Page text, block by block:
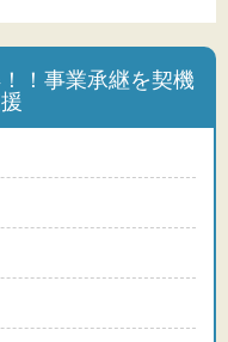
！事業承継を契機